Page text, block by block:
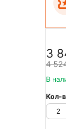
3
4
В
Кол-
2